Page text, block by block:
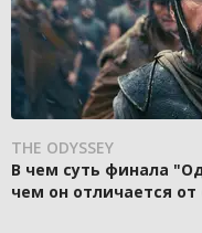
THE ODYSSEY
В чем суть финала
чем он отличается